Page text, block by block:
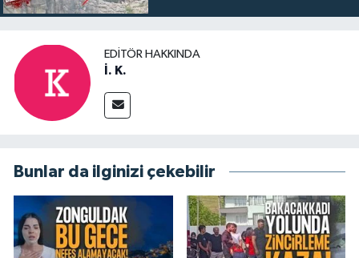
EDITÖR HAKKINDA
İ. K.
Bunlar da ilginizi çekebilir